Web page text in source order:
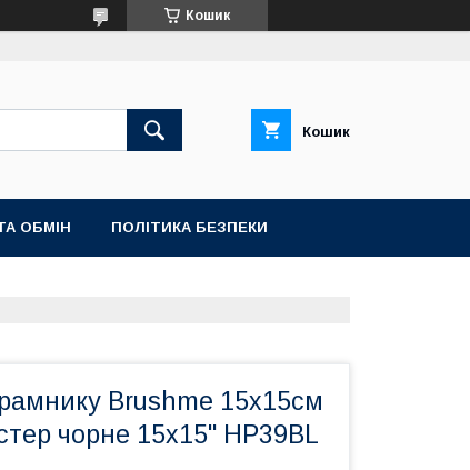
Кошик
Кошик
ОБМІН ПОЛІТИКА БЕЗПЕКИ
Brushme 15x15см
чорне 15х15" HP39BL